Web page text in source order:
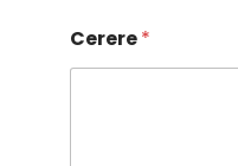
e
r
Cerere*